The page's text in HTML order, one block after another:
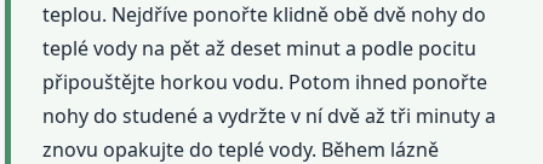
teplou. Nejdříve ponořte klidně obě dvě nohy do
teplé vody na pět až deset minut a podle pocitu
připouštějte horkou vodu. Potom ihned ponořte
nohy do studené a vydržte v ní dvě až tři minuty a
znovu opakujte do teplé vody. Během lázně